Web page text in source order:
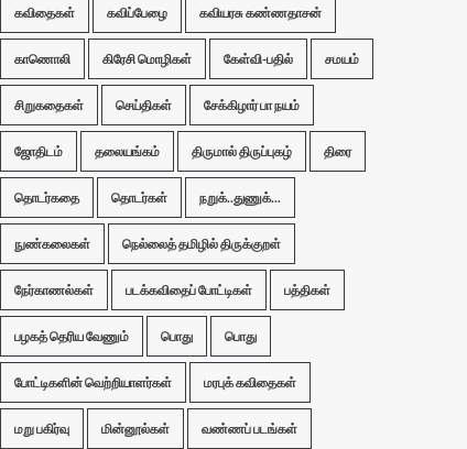
கவிதைகள் கவிப்பேழை கவியரசு கண்ணதாசன்
காணொலி கிரேசி மொழிகள் கேள்வி-பதில் சமயம்
சிறுகதைகள் செய்திகள் சேக்கிழார் பா நயம்
ஜோதிடம் தலையங்கம் திருமால் திருப்புகழ் திரை
தொடர்கதை தொடர்கள் நறுக்..துணுக்...
நுண்கலைகள் நெல்லைத் தமிழில் திருக்குறள்
நேர்காணல்கள் படக்கவிதைப் போட்டிகள் பத்திகள்
பழகத் தெரிய வேணும் பொது பொது
போட்டிகளின் வெற்றியாளர்கள் மரபுக் கவிதைகள்
மறு பகிர்வு மின்னூல்கள் வண்ணப் படங்கள்